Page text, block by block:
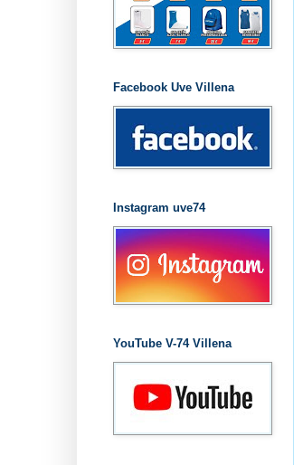
Facebook Uve Villena
Instagram uve74
YouTube V-74 Villena